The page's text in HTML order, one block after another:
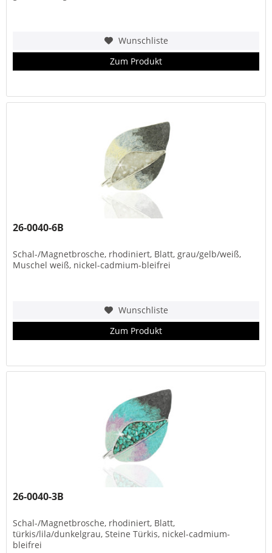
Wunschliste
Zum Produkt
26-0040-6B
Schal-/Magnetbrosche, rhodiniert, Blatt, grau/gelb/weiß,
Muschel weiß, nickel-cadmium-bleifrei
Wunschliste
Zum Produkt
26-0040-3B
Schal-/Magnetbrosche, rhodiniert, Blatt,
türkis/lila/dunkelgrau, Steine Türkis, nickel-cadmium-
bleifrei